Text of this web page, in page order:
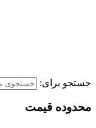
جستجو برای:
محدوده قیمت